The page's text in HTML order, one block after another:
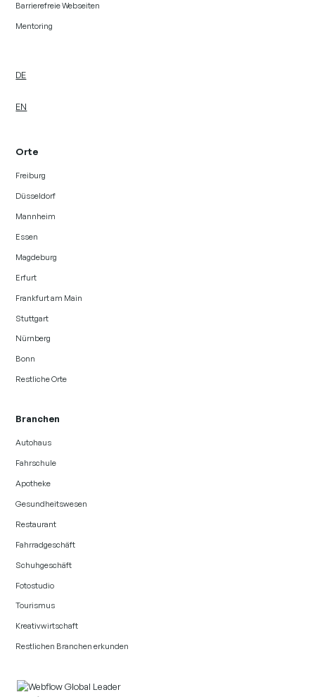
Barrierefreie Webseiten
Mentoring
DE
EN
Orte
Freiburg
Düsseldorf
Mannheim
Essen
Magdeburg
Erfurt
Frankfurt am Main
Stuttgart
Nürnberg
Bonn
Restliche Orte
Branchen
Autohaus
Fahrschule
Apotheke
Gesundheitswesen
Restaurant
Fahrradgeschäft
Schuhgeschäft
Fotostudio
Tourismus
Kreativwirtschaft
Restlichen Branchen erkunden